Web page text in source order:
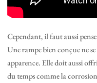
Cependant, il faut aussi
Une rampe bien conçue ne
apparence. Elle doit aussi
du temps comme la